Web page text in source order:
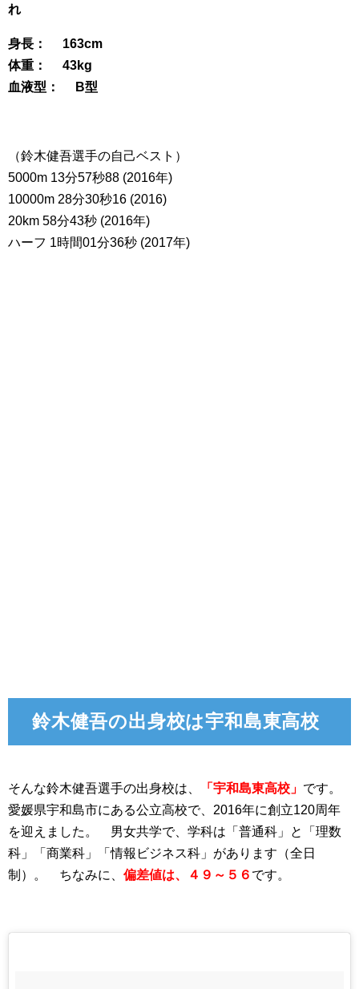
れ
身長： 163cm
体重： 43kg
血液型： B型
（鈴木健吾選手の自己ベスト）
5000m 13分57秒88 (2016年)
10000m 28分30秒16 (2016)
20km 58分43秒 (2016年)
ハーフ 1時間01分36秒 (2017年)
鈴木健吾の出身校は宇和島東高校
そんな鈴木健吾選手の出身校は、 「宇和島東高校」 です。
愛媛県宇和島市にある公立高校で、2016年に創立120周年
を迎えました。 男女共学で、学科は「普通科」と「理数
科」「商業科」「情報ビジネス科」があります（全日
制）。 ちなみに、 偏差値は、４９～５６ です。